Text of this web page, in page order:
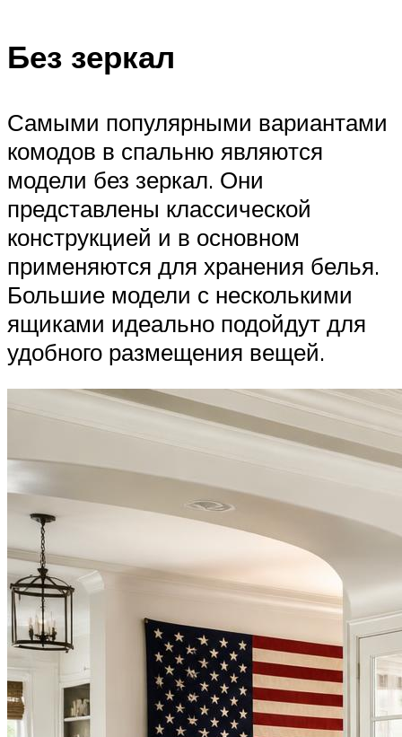
Без зеркал
Самыми популярными вариантами
комодов в спальню являются
модели без зеркал. Они
представлены классической
конструкцией и в основном
применяются для хранения белья.
Большие модели с несколькими
ящиками идеально подойдут для
удобного размещения вещей.